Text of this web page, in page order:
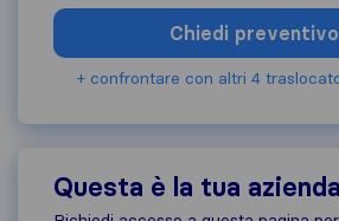
Chiedi preventivo
+ confrontare con altri 4
Questa è la tua